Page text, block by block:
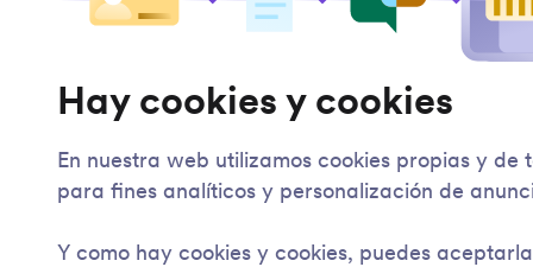
Hay cookies y cookies
En nuestra web utilizamos cookies propias y de
para fines analíticos y personalización de
Y como hay cookies y cookies, puedes